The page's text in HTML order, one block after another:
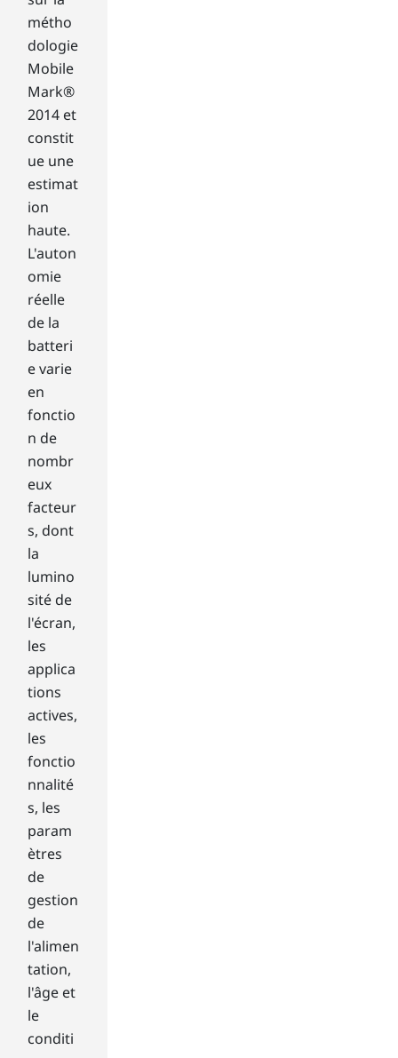
,
o
n
t
o
w
i
c
h
d
a
t
a
g
e
t
s
w
r
t
t
e
n
a
n
d
e
a
d
b
y
a
m
a
g
n
e
t
i
c
h
a
d
t
t
h
e
n
métho
dologie
Mobile
Mark®
2014 et
constit
ue une
estimat
ion
haute.
L'auton
omie
réelle
de la
batteri
e varie
en
fonctio
n de
nombr
eux
facteur
s, dont
la
lumino
sité de
l'écran,
les
applica
tions
actives,
les
fonctio
nnalité
s, les
param
ètres
de
gestion
de
l'alimen
tation,
l'âge et
le
conditi